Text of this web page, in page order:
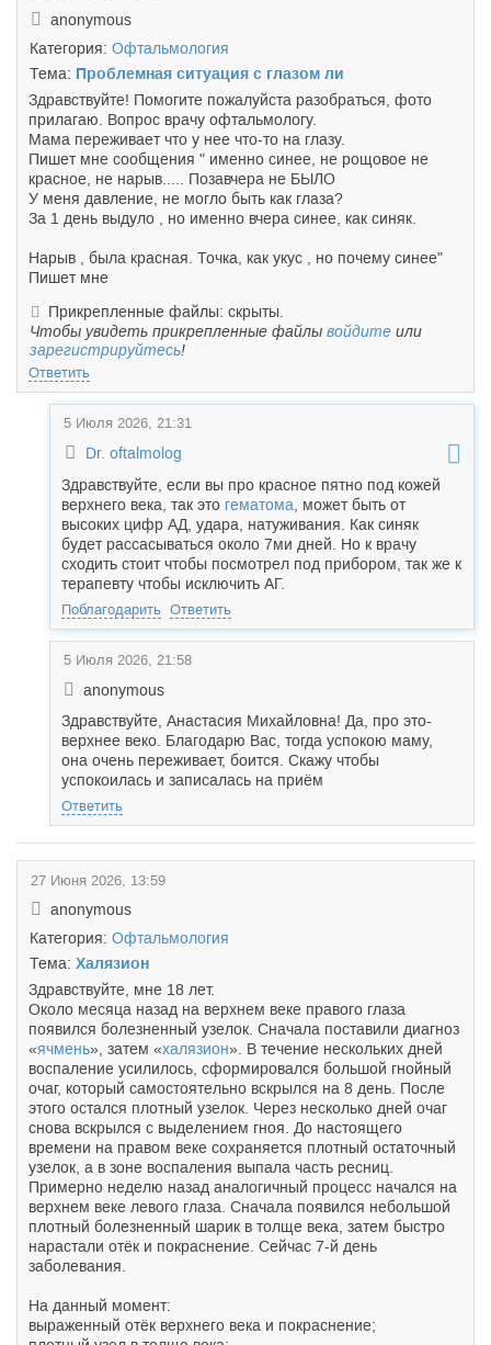
anonymous
Категория: Офтальмология
Тема: Проблемная ситуация с глазом ли
Здравствуйте! Помогите пожалуйста разобраться, фото
прилагаю. Вопрос врачу офтальмологу.
Мама переживает что у нее что-то на глазу.
Пишет мне сообщения " именно синее, не рощовое не
красное, не нарыв..... Позавчера не БЫЛО
У меня давление, не могло быть как глаза?
За 1 день выдуло , но именно вчера синее, как синяк.
Нарыв , была красная. Точка, как укус , но почему синее"
Пишет мне
Прикрепленные файлы: скрыты.
Чтобы увидеть прикрепленные файлы войдите или
зарегистрируйтесь!
Ответить
5 Июля 2026, 21:31
Dr. oftalmolog
Здравствуйте, если вы про красное пятно под кожей
верхнего века, так это гематома , может быть от
высоких цифр АД, удара, натуживания. Как синяк
будет рассасываться около 7ми дней. Но к врачу
сходить стоит чтобы посмотрел под прибором, так же к
терапевту чтобы исключить АГ.
Поблагодарить Ответить
5 Июля 2026, 21:58
anonymous
Здравствуйте, Анастасия Михайловна! Да, про это-
верхнее веко. Благодарю Вас, тогда успокою маму,
она очень переживает, боится. Скажу чтобы
успокоилась и записалась на приём
Ответить
27 Июня 2026, 13:59
anonymous
Категория: Офтальмология
Тема: Халязион
Здравствуйте, мне 18 лет.
Около месяца назад на верхнем веке правого глаза
появился болезненный узелок. Сначала поставили диагноз
«ячмень», затем «халязион». В течение нескольких дней
воспаление усилилось, сформировался большой гнойный
очаг, который самостоятельно вскрылся на 8 день. После
этого остался плотный узелок. Через несколько дней очаг
снова вскрылся с выделением гноя. До настоящего
времени на правом веке сохраняется плотный остаточный
узелок, а в зоне воспаления выпала часть ресниц.
Примерно неделю назад аналогичный процесс начался на
верхнем веке левого глаза. Сначала появился небольшой
плотный болезненный шарик в толще века, затем быстро
нарастали отёк и покраснение. Сейчас 7-й день
заболевания.
На данный момент:
выраженный отёк верхнего века и покраснение;